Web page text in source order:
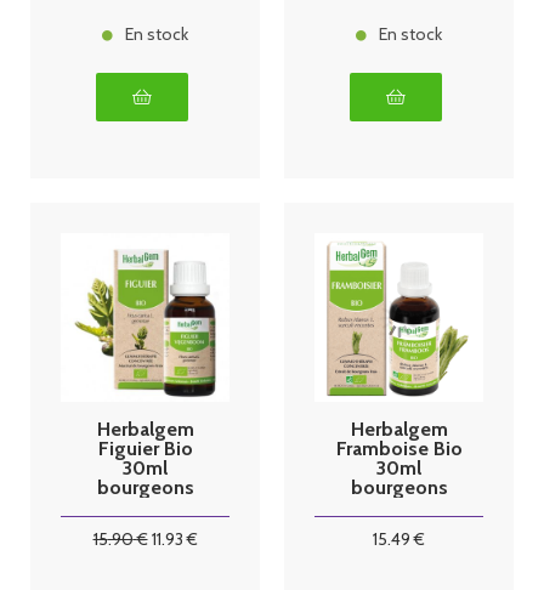
En stock En stock
Herbalgem
Figuier Bio
30ml
bourgeons
15.90€11.93€
Herbalgem
Framboise Bio
30ml
bourgeons
15.49 €